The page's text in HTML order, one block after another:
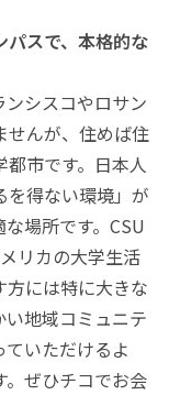
パスで、本格的な
シスコやロサン
せんが、住めば住
市です。日本人
を得ない環境」が
場所です。CSU
リカの大学生活
方には特に大きな
地域コミュニテ
いただけるよ
。ぜひチコでお会